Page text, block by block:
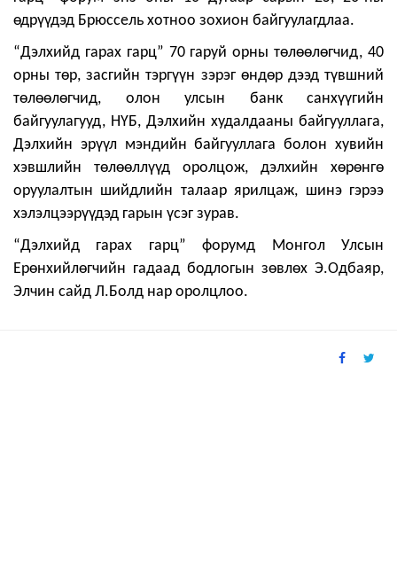
өдрүүдэд Брюссель хотноо зохион байгуулагдлаа.
“Дэлхийд гарахгарц” 70 гаруй орны төлөөлөгчид, 40
орны төр,засгийнтэргүүн зэрэг өндөр дээд түвшний
төлөөлөгчид, олон улсын банк санхүүгийн
байгуулагууд, НҮБ, Дэлхийн худалдааны байгууллага,
Дэлхийн эрүүл мэндийн байгууллага болон хувийн
хэвшлийн төлөөллүүд оролцож, дэлхийн хөрөнгө
оруулалтын шийдлийн талаар ярилцаж, шинэ гэрээ
хэлэлцээрүүдэд гарын үсэг зурав.
“Дэлхийд гарах гарц” форумд Монгол Улсын
Ерөнхийлөгчийн гадаад бодлогын зөвлөх Э.Одбаяр,
Элчин сайд Л.Болд нар оролцлоо.